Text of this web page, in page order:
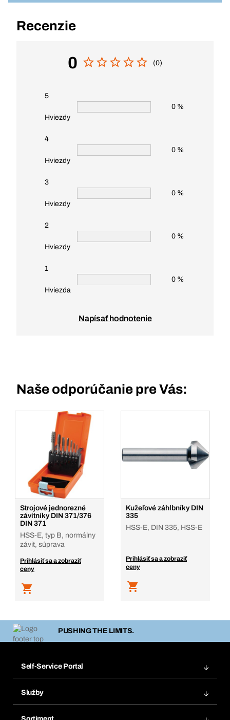
Recenzie
0 (0)
5
Hviezdy
0 %
4
Hviezdy
0 %
3
Hviezdy
0 %
2
Hviezdy
0 %
1
Hviezda
0 %
Napísať hodnotenie
Naše odporúčanie pre Vás:
Strojové jednorezné
závitníky DIN 371/376
DIN 371
HSS-E, typ B, normálny
závit, súprava
Prihlásiť sa a zobraziť
ceny
Kužeľové záhlbníky DIN
335
HSS-E, DIN 335, HSS-E
Prihlásiť sa a zobraziť
ceny
PUSHING THE LIMITS.
Self-Service Portal
Obľúbené
Služby